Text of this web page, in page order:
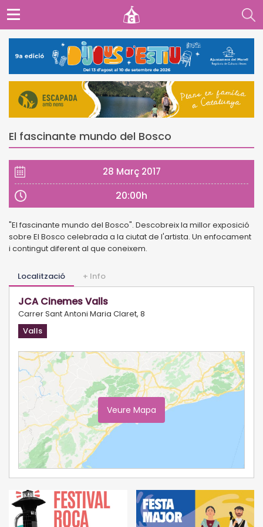
El fascinante mundo del Bosco
28 Març 2017
20:00h
"El fascinante mundo del Bosco". Descobreix la millor exposició
sobre El Bosco celebrada a la ciutat de l'artista. Un enfocament
i contingut diferent al que coneixem.
Localització + Info
JCA Cinemes Valls
Carrer Sant Antoni Maria Claret, 8
Valls
Veure Mapa